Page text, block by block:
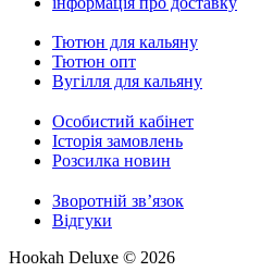
Тютюн для кальяну
Тютюн опт
Вугілля для кальяну
Особистий кабінет
Історія замовлень
Розсилка новин
Зворотній зв’язок
Відгуки
Hookah Deluxe © 2026